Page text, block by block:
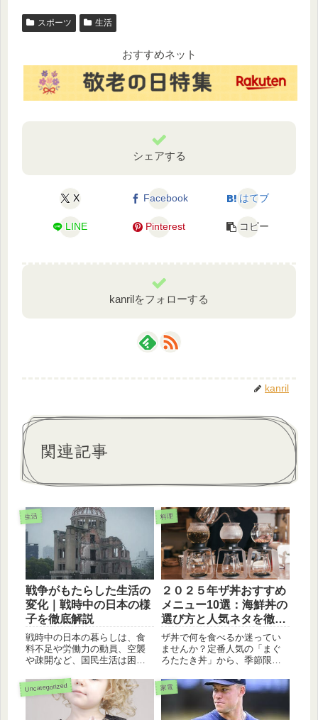
スポーツ 生活
おすすめネット
シェアする
X Facebook はてブ
LINE Pinterest コピー
kanrilをフォローする
kanril
関連記事
生活
戦争がもたらした生活の
変化｜戦時中の日本の様
子を徹底解説
戦時中の日本の暮らしは、食
料不足や労働力の動員、空襲
や疎開など、国民生活は困窮
も強まりました
料理
２０２５年ザ丼おすすめ
メニュー10選：海鮮丼の
選び方と人気ネタを徹底
解説
ザ丼で何を食べるか迷ってい
ませんか？定番人気の「まぐ
ろたたき丼」から、季節限定
メニュー10選をご紹介。あな
たのお気に入りを見つけるヒ
ントがここに！
Uncategorized 家電